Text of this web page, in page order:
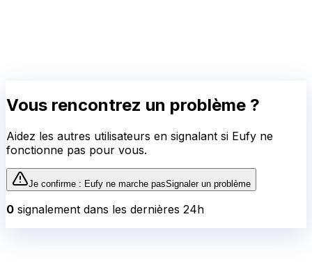
Vous rencontrez un problème ?
Aidez les autres utilisateurs en signalant si Eufy ne
fonctionne pas pour vous.
Je confirme : Eufy ne marche pasSignaler un problème
0 signalement dans les dernières 24h